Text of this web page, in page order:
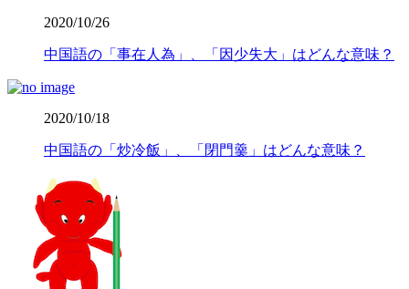
2020/10/26
中国語の「事在人為」、「因少失大」はどんな意味？
2020/10/18
中国語の「炒冷飯」、「閉門羹」はどんな意味？